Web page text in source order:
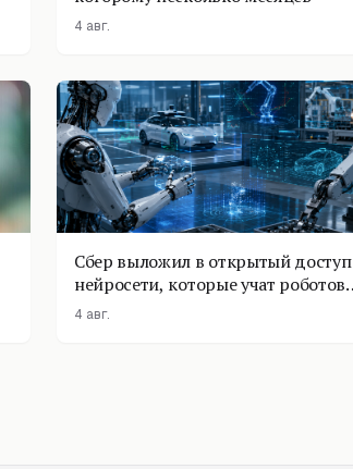
4 авг.
Сбер выложил в открытый доступ
нейросети, которые учат роботов
физике
4 авг.